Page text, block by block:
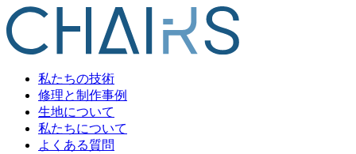
私たちの技術
修理と制作事例
生地について
私たちについて
よくある質問